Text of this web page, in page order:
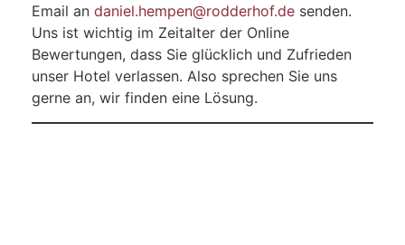
Email an daniel.hempen@rodderhof.de senden.
Uns ist wichtig im Zeitalter der Online
Bewertungen, dass Sie glücklich und Zufrieden
unser Hotel verlassen. Also sprechen Sie uns
gerne an, wir finden eine Lösung.